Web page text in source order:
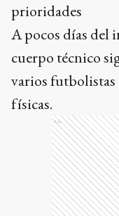
prioridades
A pocos días del
cuerpo técnico
varios futbolistas
físicas.
Ads